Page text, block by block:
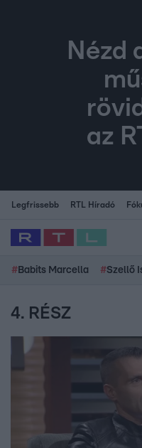
Nézd
az
Legfrissebb RTL Híradó
# Babits Marcella #Szellő
4. RÉSZ